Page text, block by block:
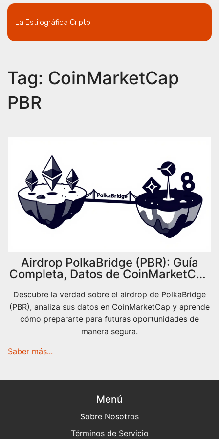
La Estilográfica Cripto
Tag: CoinMarketCap
PBR
Airdrop PolkaBridge (PBR): Guía
Completa, Datos de CoinMarketCap
y Cómo Participar en 2026
Descubre la verdad sobre el airdrop de PolkaBridge
(PBR), analiza sus datos en CoinMarketCap y aprende
cómo prepararte para futuras oportunidades de
manera segura.
Saber más...
Menú
Sobre Nosotros
Términos de Servicio